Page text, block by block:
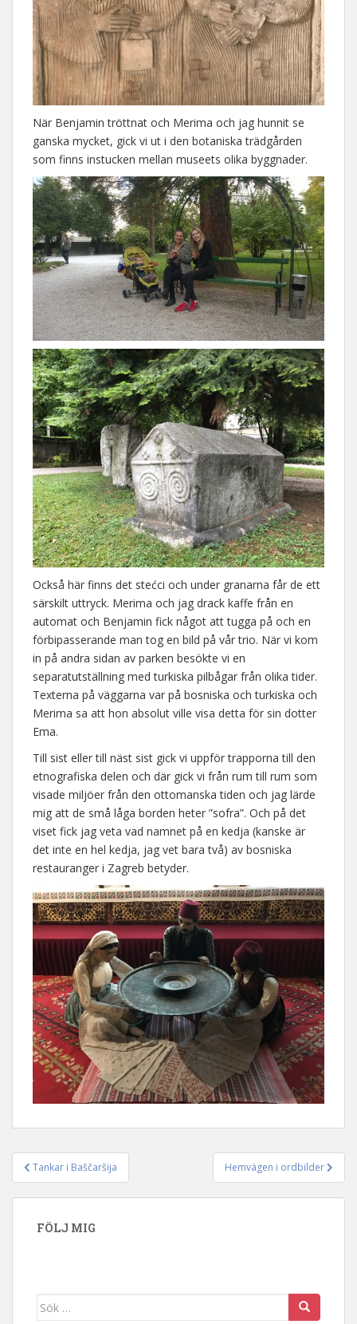
När Benjamin tröttnat och Merima och jag hunnit se
ganska mycket, gick vi ut i den botaniska trädgården
som finns instucken mellan museets olika byggnader.
Också här finns det stećci och under granarna får de ett
särskilt uttryck. Merima och jag drack kaffe från en
automat och Benjamin fick något att tugga på och en
förbipasserande man tog en bild på vår trio. När vi kom
in på andra sidan av parken besökte vi en
separatutställning med turkiska pilbågar från olika tider.
Texterna på väggarna var på bosniska och turkiska och
Merima sa att hon absolut ville visa detta för sin dotter
Ema.
Till sist eller till näst sist gick vi uppför trapporna till den
etnografiska delen och där gick vi från rum till rum som
visade miljöer från den ottomanska tiden och jag lärde
mig att de små låga borden heter ”sofra”. Och på det
viset fick jag veta vad namnet på en kedja (kanske är
det inte en hel kedja, jag vet bara två) av bosniska
restauranger i Zagreb betyder.
Inläggsnavigering
Tankar i Baščaršija Hemvägen i ordbilder
FÖLJ MIG
Sök efter: